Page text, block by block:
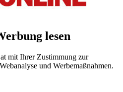
lesen
mit Ihrer Zustimmung zur
und Werbemaßnahmen.